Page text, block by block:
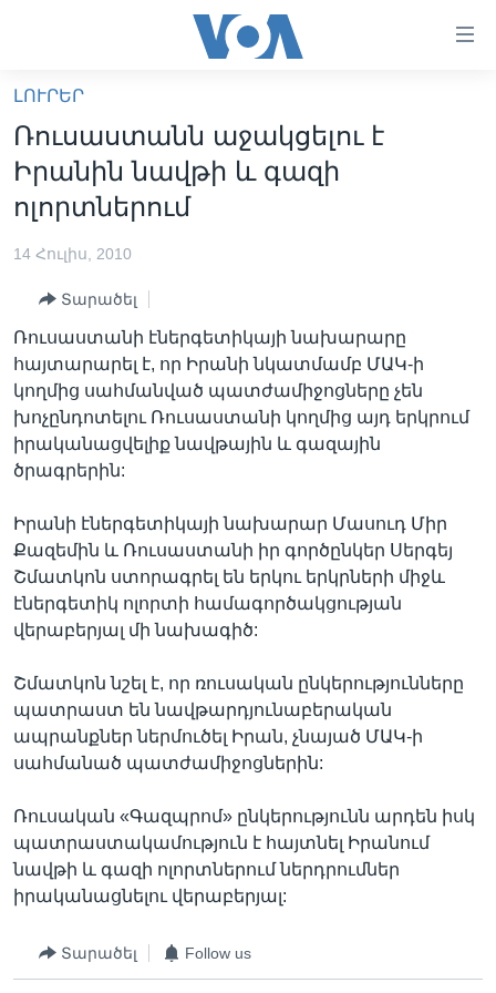
հիմնական
բովանդակությանը
անցնել
հիմնական
բովանդակությանը
բովանդակություն
ԼՈՒՐԵՐ
ՍՓՅՈՒՌՔ
ՄԵՐ ՄԱՍԻՆ
«ԱՄԵՐԻԿԱՅԻ ՁԱՅՆ»-Ի ԿԱՆՈՆԱԴՐՈՒԹՅՈՒՆ
ԿԱՊ ՄԵԶ ՀԵՏ
ՈՒԿՐԱԻՆԱԿԱՆ ՊԱՏԵՐԱԶՄ
Learning English
ՀԵՏԵՒԵՔ ՄԵԶ
Լեզուներ
ԼՈՒՐԵՐ
Ռուսաստանն աջակցելու է
Իրանին նավթի և գազի
ոլորտներում
14 Հուլիս, 2010
Տարածել
Ռուսաստանի էներգետիկայի նախարարը
հայտարարել է, որ Իրանի նկատմամբ ՄԱԿ-ի
կողմից սահմանված պատժամիջոցները չեն
խոչընդոտելու Ռուսաստանի կողմից այդ երկրում
իրականացվելիք նավթային և գազային
ծրագրերին:
Իրանի էներգետիկայի նախարար Մասուդ Միր
Քազեմին և Ռուսաստանի իր գործընկեր Սերգեյ
Շմատկոն ստորագրել են երկու երկրների միջև
էներգետիկ ոլորտի համագործակցության
վերաբերյալ մի նախագիծ:
Շմատկոն նշել է, որ ռուսական ընկերությունները
պատրաստ են նավթարդյունաբերական
ապրանքներ ներմուծել Իրան, չնայած ՄԱԿ-ի
սահմանած պատժամիջոցներին:
Ռուսական «Գազպրոմ» ընկերությունն արդեն իսկ
պատրաստակամություն է հայտնել Իրանում
նավթի և գազի ոլորտներում ներդրումներ
իրականացնելու վերաբերյալ:
Տարածել Follow us